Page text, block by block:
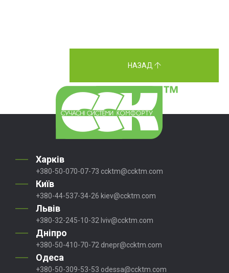
НАЗАД
Харків
+380-50-070-07-73 ccktm@ccktm.com
Київ
+380-44-537-34-26 kiev@ccktm.com
Львів
+380-32-245-10-32 lviv@ccktm.com
Дніпро
+380-50-410-70-72 dnepr@ccktm.com
Одеса
+380-50-309-53-53 odessa@ccktm.com